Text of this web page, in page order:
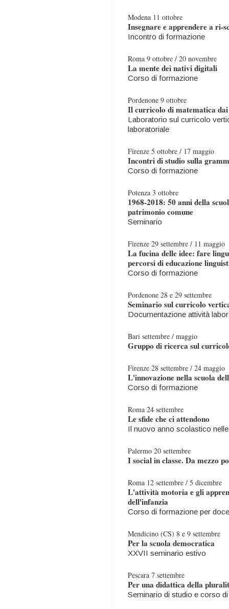
Modena 11 ottobre
Insegnare e apprendere a ri-
Incontro di formazione
Roma 9 ottobre / 20 novembre
La mente dei nativi digitali
Corso di formazione
Pordenone 9 ottobre
Il curricolo di matematica
Laboratorio sul curricolo
laboratoriale
Firenze 5 ottobre / 17 maggio
Incontri di studio sulla
Corso di formazione
Potenza 3 ottobre
1968-2018: 50 anni della
patrimonio comune
Seminario
Firenze 29 settembre / 11 maggio
La fucina delle idee: fare
percorsi di educazione
Corso di formazione
Pordenone 28 e 29 settembre
Seminario sul curricolo
Documentazione attività
Bari settembre / maggio
Gruppo di ricerca sul
Firenze 28 settembre / 24 maggio
L'innovazione nella scuola
Corso di formazione
Roma 24 settembre
Le sfide che ci attendono
Il nuovo anno scolastico
Palermo 20 settembre
I social in classe. Da mezzo
Roma 12 settembre / 5 dicembre
L'attività motoria e gli
dell'infanzia
Corso di formazione per
Mendicino (CS) 8 e 9 settembre
Per la scuola democratica
XXVII seminario estivo
Pescara 7 settembre
Per una didattica della
Seminario di studio e corso